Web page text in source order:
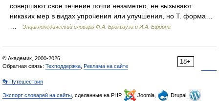
совершают свое течение почти незаметно, не вызывают
никаких мер в видах упрочения или улучшения, но Т. форма…
Энциклопедический словарь Ф.А. Брокгауза и И.А. Ефрона
18+
© Академик, 2000-2026
Обратная связь: Техподдержка Реклама на сайте
👣 Путешествия
Экспорт словарей на сайты , сделанные на PHP, Joomla,
Drupal,